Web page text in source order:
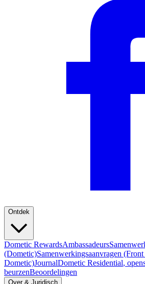
Ontdek
Dometic RewardsAmbassadeurs
(Dometic)Samenwerkingsaanvragen
Dometic)JournalDometic Residential,
beurzenBeoordelingen
Over & Juridisch